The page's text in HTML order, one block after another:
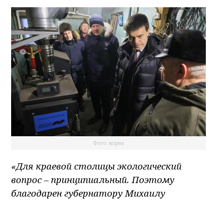
Фото: мэрия
«Для краевой столицы экологический
вопрос – принципиальный. Поэтому
благодарен губернатору Михаилу